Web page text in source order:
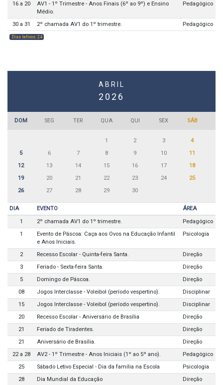
16 a 20
AV1 - 1º Trimestre - Anos Finais (6º ao 9º) e Ensino
Médio.
Pedagógico
30 a 31 2º chamada AV1 do 1º trimestre. Pedagógico
Dias letivos: 24
ABRIL
2026
DOM SEG TER QUA QUI SEX SÁB
1 2 3
4
5
6 7 8 9 10
11
12
13 14 15 16 17
18
19
20 21 22 23 24
25
26
27 28 29 30
DIA EVENTO
ÁREA
1
2º chamada AV1 do 1º trimestre.
Pedagógico
1
Evento de Páscoa: Caça aos Ovos na Educação Infantil
e Anos Iniciais.
Psicologia
2 Recesso Escolar - Quinta-feira Santa.
Direção
3
Feriado - Sexta-feira Santa.
Direção
5
Domingo de Páscoa.
Direção
08
Jogos Interclasse - Voleibol (período vespertino).
Disciplinar
15
Jogos Interclasse - Voleibol (período vespertino).
Disciplinar
20
Recesso Escolar - Aniversário de Brasília
Direção
21
Feriado de Tiradentes.
Direção
21
Aniversário de Brasília.
Direção
22 a 28
AV2 - 1º Trimestre - Anos Iniciais (1º ao 5º ano).
Pedagógico
25
Sábado Letivo Especial - Dia da família na Escola
Psicologia
28
Dia Mundial da Educação Direção